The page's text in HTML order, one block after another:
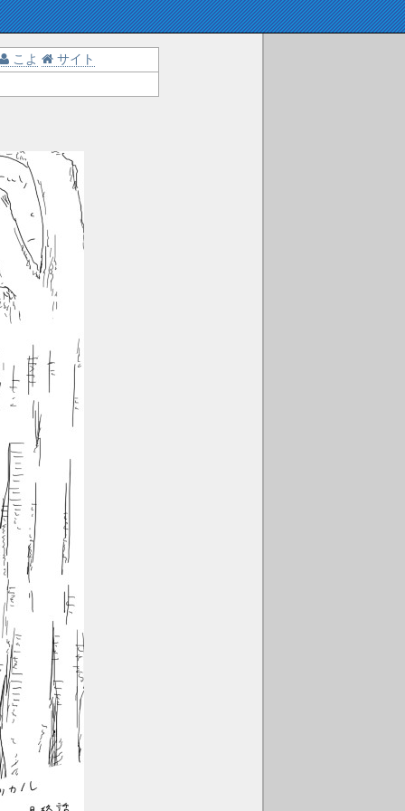
こよ サイト